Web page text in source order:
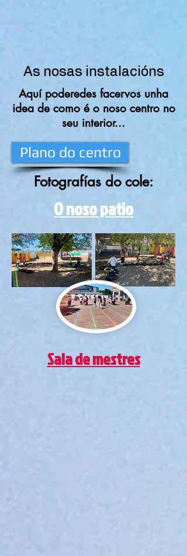
As nosas instalacións
Aquí poderedes facervos unha
idea de como é o noso centro no
seu interior...
Plano do centro
Fotografías do cole:
O noso patio
Sala de mestres